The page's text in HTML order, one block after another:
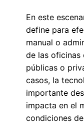
En este
define para
manual o
de las oficinas
públicas o
casos, la
importante
impacta en el
condiciones